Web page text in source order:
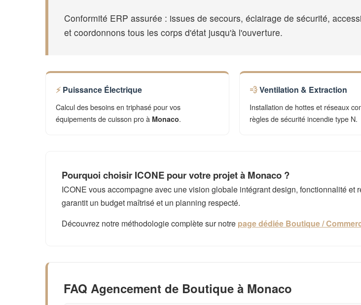
Conformité ERP assurée : issues de secours, éclairage de sécurité,
et coordonnons tous les corps d'état jusqu'à l'ouverture.
Puissance Électrique
Calcul des besoins en triphasé pour vos
équipements de cuisson pro à Monaco.
Ventilation & Extraction
Installation de hottes et réseaux
règles de sécurité incendie type N.
Pourquoi choisir ICONE pour votre projet à Monaco ?
ICONE vous accompagne avec une vision globale intégrant design, fonctionnalité
garantit un budget maîtrisé et un planning respecté.
Découvrez notre méthodologie complète sur notre page dédiée Boutique /
FAQ Agencement de Boutique à Monaco